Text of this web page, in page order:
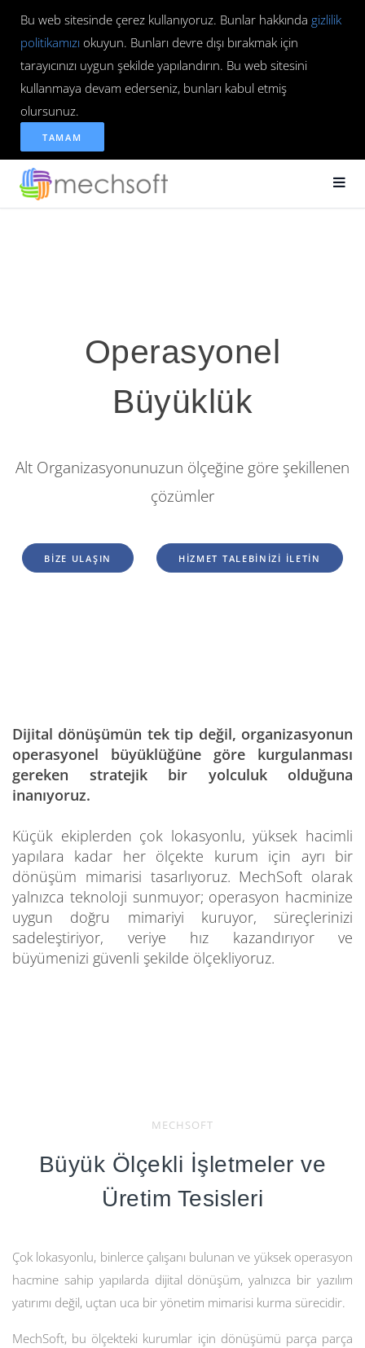
Bu web sitesinde çerez kullanıyoruz. Bunlar hakkında gizlilik
politikamızı okuyun. Bunları devre dışı bırakmak için
tarayıcınızı uygun şekilde yapılandırın. Bu web sitesini
kullanmaya devam ederseniz, bunları kabul etmiş
olursunuz.
TAMAM
Operasyonel
Büyüklük
Alt Organizasyonunuzun ölçeğine göre şekillenen
çözümler
BİZE ULAŞIN HİZMET TALEBİNİZİ İLETİN
Dijital dönüşümün tek tip değil, organizasyonun
operasyonel büyüklüğüne göre kurgulanması
gereken stratejik bir yolculuk olduğuna
inanıyoruz.
Küçük ekiplerden çok lokasyonlu, yüksek hacimli
yapılara kadar her ölçekte kurum için ayrı bir
dönüşüm mimarisi tasarlıyoruz. MechSoft olarak
yalnızca teknoloji sunmuyor; operasyon hacminize
uygun doğru mimariyi kuruyor, süreçlerinizi
sadeleştiriyor, veriye hız kazandırıyor ve
büyümenizi güvenli şekilde ölçekliyoruz.
MECHSOFT
Büyük Ölçekli İşletmeler ve
Üretim Tesisleri
Çok lokasyonlu, binlerce çalışanı bulunan ve yüksek operasyon
hacmine sahip yapılarda dijital dönüşüm, yalnızca bir yazılım
yatırımı değil, uçtan uca bir yönetim mimarisi kurma sürecidir.
MechSoft, bu ölçekteki kurumlar için dönüşümü parça parça